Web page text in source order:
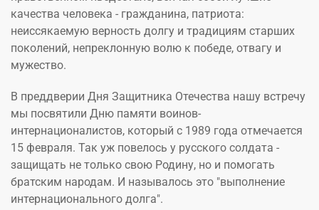
качества человека - гражданина, патриота:
неиссякаемую верность долгу и традициям старших
поколений, непреклонную волю к победе, отвагу и
мужество.
В преддверии Дня Защитника Отечества нашу встречу
мы посвятили Дню памяти воинов-
интернационалистов, который с 1989 года отмечается
15 февраля. Так уж повелось у русского солдата -
защищать не только свою Родину, но и помогать
братским народам. И называлось это "выполнение
интернационального долга".